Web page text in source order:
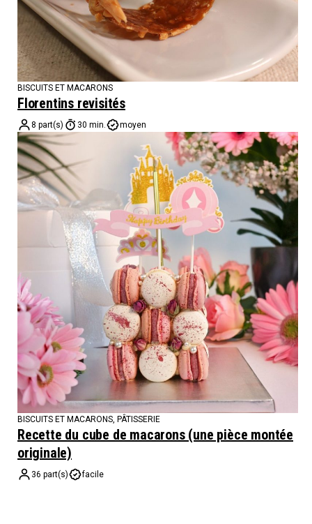
BISCUITS ET MACARONS
Florentins revisités
8 part(s) 30 min. moyen
BISCUITS ET MACARONS, PÂTISSERIE
Recette du cube de macarons (une pièce montée
originale)
36 part(s) facile